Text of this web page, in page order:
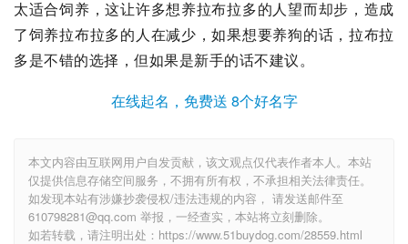
太适合饲养，这让许多想养拉布拉多的人望而却步，造成
了饲养拉布拉多的人在减少，如果想要养狗的话，拉布拉
多是不错的选择，但如果是新手的话不建议。
在线起名，免费送 8个好名字
本文内容由互联网用户自发贡献，该文观点仅代表作者本人。本站
仅提供信息存储空间服务，不拥有所有权，不承担相关法律责任。
如发现本站有涉嫌抄袭侵权/违法违规的内容， 请发送邮件至
610798281@qq.com 举报，一经查实，本站将立刻删除。
如若转载，请注明出处：https://www.51buydog.com/28559.html